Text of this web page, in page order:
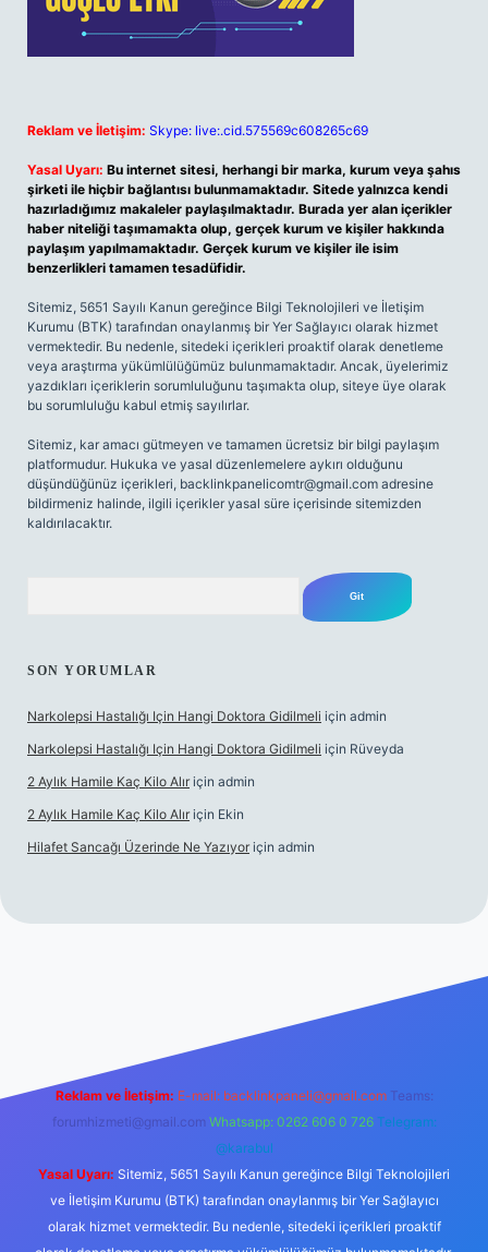
Reklam ve İletişim: Skype: live:.cid.575569c608265c69
Yasal Uyarı: Bu internet sitesi, herhangi bir marka, kurum veya şahıs
şirketi ile hiçbir bağlantısı bulunmamaktadır. Sitede yalnızca kendi
hazırladığımız makaleler paylaşılmaktadır. Burada yer alan içerikler
haber niteliği taşımamakta olup, gerçek kurum ve kişiler hakkında
paylaşım yapılmamaktadır. Gerçek kurum ve kişiler ile isim
benzerlikleri tamamen tesadüfidir.
Sitemiz, 5651 Sayılı Kanun gereğince Bilgi Teknolojileri ve İletişim
Kurumu (BTK) tarafından onaylanmış bir Yer Sağlayıcı olarak hizmet
vermektedir. Bu nedenle, sitedeki içerikleri proaktif olarak denetleme
veya araştırma yükümlülüğümüz bulunmamaktadır. Ancak, üyelerimiz
yazdıkları içeriklerin sorumluluğunu taşımakta olup, siteye üye olarak
bu sorumluluğu kabul etmiş sayılırlar.
Sitemiz, kar amacı gütmeyen ve tamamen ücretsiz bir bilgi paylaşım
platformudur. Hukuka ve yasal düzenlemelere aykırı olduğunu
düşündüğünüz içerikleri, backlinkpanelicomtr@gmail.com adresine
bildirmeniz halinde, ilgili içerikler yasal süre içerisinde sitemizden
kaldırılacaktır.
SON YORUMLAR
Narkolepsi Hastalığı Için Hangi Doktora Gidilmeli için admin
Narkolepsi Hastalığı Için Hangi Doktora Gidilmeli için Rüveyda
2 Aylık Hamile Kaç Kilo Alır için admin
2 Aylık Hamile Kaç Kilo Alır için Ekin
Hilafet Sancağı Üzerinde Ne Yazıyor için admin
Reklam ve İletişim: E-mail: backlinkpaneli@gmail.com Teams:
forumhizmeti@gmail.com Whatsapp: 0262 606 0 726 Telegram:
@karabul
Yasal Uyarı: Sitemiz, 5651 Sayılı Kanun gereğince Bilgi Teknolojileri
ve İletişim Kurumu (BTK) tarafından onaylanmış bir Yer Sağlayıcı
olarak hizmet vermektedir. Bu nedenle, sitedeki içerikleri proaktif